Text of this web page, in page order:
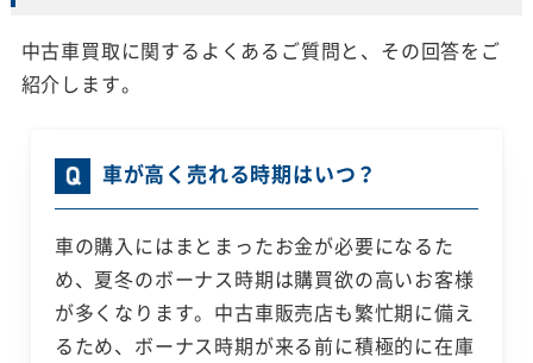
中古車買取に関するよくあるご質問と、その回答をご
紹介します。
車が高く売れる時期はいつ？
車の購入にはまとまったお金が必要になるた
め、夏冬のボーナス時期は購買欲の高いお客様
が多くなります。中古車販売店も繁忙期に備え
るため、ボーナス時期が来る前に積極的に在庫